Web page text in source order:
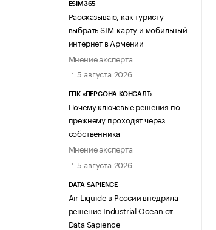
ESIM365
Рассказываю, как туристу
выбрать SIM-карту и мобильный
интернет в Армении
Мнение эксперта
5 августа 2026
ГПК «ПЕРСОНА КОНСАЛТ»
Почему ключевые решения по-
прежнему проходят через
собственника
Мнение эксперта
5 августа 2026
DATA SAPIENCE
Air Liquide в России внедрила
решение Industrial Ocean от
Data Sapience